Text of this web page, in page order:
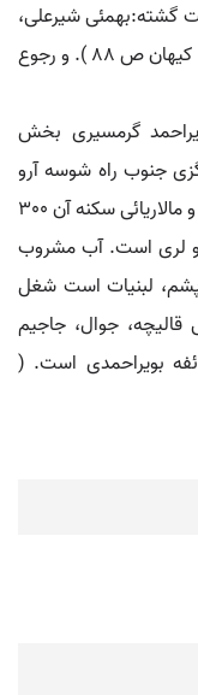
گشته:بهمئی شیرعلی،
طیبی، یوسفی، شهروئی. ( جغرافیای سیاسی کیهان ص 88 ). و رجوع
گرمسیری بخش
بهبهان. واقع در12 هزارگزی جنوب راه شوسه آرو
به بهبهان. محلی است کوهستانی و گرمسیر و مالاریائی سکنه آن 300
و لری است. آب مشروب
لبنیات است شغل
جوال، جاجیم
بویراحمدی است. (